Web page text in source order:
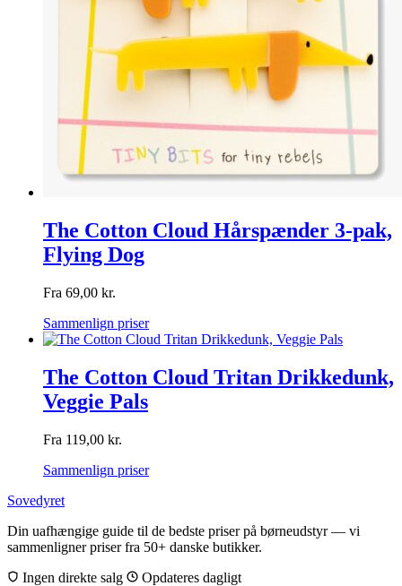
The Cotton Cloud Hårspænder 3-pak,
Flying Dog
Fra 69,00 kr.
Sammenlign priser
The Cotton Cloud Tritan Drikkedunk,
Veggie Pals
Fra 119,00 kr.
Sammenlign priser
Sovedyret
Din uafhængige guide til de bedste priser på børneudstyr — vi
sammenligner priser fra 50+ danske butikker.
Ingen direkte salg
Opdateres dagligt